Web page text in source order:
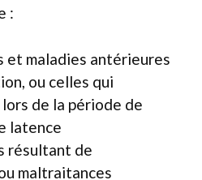
:
et maladies antérieures
ou celles qui
de la période de
latence
résultant de
maltraitances